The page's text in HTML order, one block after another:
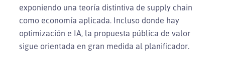
exponiendo una teoría distintiva de supply chain
como economía aplicada. Incluso donde hay
optimización e IA, la propuesta pública de valor
sigue orientada en gran medida al planificador.